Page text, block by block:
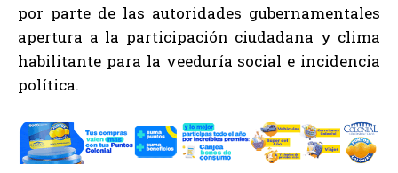
por parte de las autoridades gubernamentales
apertura a la participación ciudadana y clima
habilitante para la veeduría social e incidencia
política.